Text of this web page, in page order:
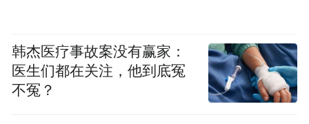
“五一期间，中心城区的民宿预订平均在85%
以上，有的甚至达到了100%，除了提供基本
韩杰医疗事故案没有赢家：
医生们都在关注，他到底冤
不冤？